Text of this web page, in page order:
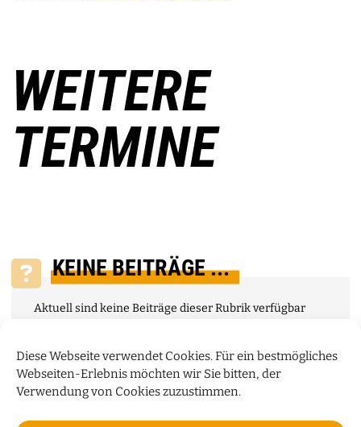
Diese Webseite verwendet Cookies. Für ein bestmögliches
Webseiten-Erlebnis möchten wir Sie bitten, der
Verwendung von Cookies zuzustimmen.
WEITERE
TERMINE
KEINE BEITRÄGE ...
Aktuell sind keine Beiträge dieser Rubrik verfügbar